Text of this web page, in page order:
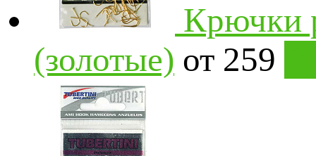
Крючки
(золотые) от 259